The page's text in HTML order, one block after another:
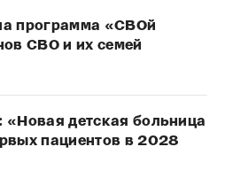
программа «СВОй
СВО и их семей
детская больница
пациентов в 2028